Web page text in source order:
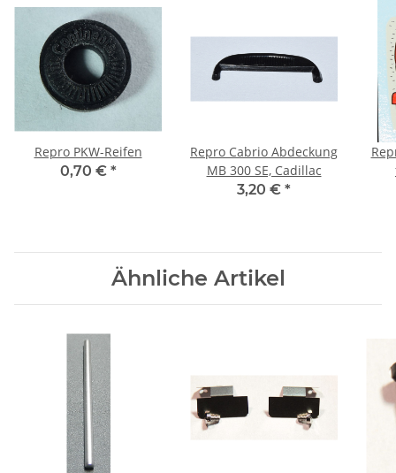
Repro PKW-Reifen
0,70 € *
Repro Cabrio Abdeckung
MB 300 SE, Cadillac
3,20 € *
Ähnliche Artikel